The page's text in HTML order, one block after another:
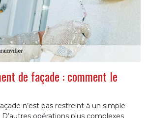
de façade : comment le
n’est pas restreint à un simple
opérations plus complexes